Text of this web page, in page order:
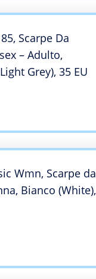
Scarpe Da
– Adulto,
Grey), 35 EU
Wmn, Scarpe da
Bianco (White),